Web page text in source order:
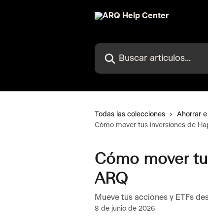
Buscar artículos...
Todas las colecciones Ahorrar
Cómo mover tus inversiones de
Cómo mover
ARQ
Mueve tus acciones y ETFs
8 de junio de 2026